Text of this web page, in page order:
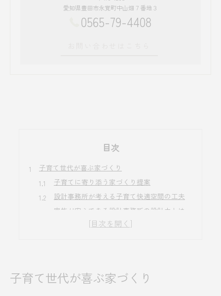
愛知県豊田市永覚町中山畑７番地３
0565-79-4408
目次
子育て世代が喜ぶ家づくり
子育てに寄り添う家づくり提案
設計事務所が考える子育て快適空間の工夫
家族が安心できる設計事務所の設計力とは
子育て世代に選ばれる理由
注文住宅で実現する家事ラク動線の設計術
子育て世代が喜ぶ家づくり